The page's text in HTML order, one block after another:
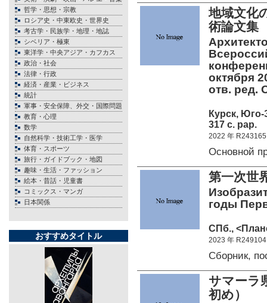
哲学・思想・宗教
ロシア史・中東欧史・世界史
考古学・民族学・地理・地誌
シベリア・極東
東洋学・中央アジア・カフカス
政治・社会
法律・行政
経済・産業・ビジネス
統計
軍事・安全保障、外交・国際問題
教育・心理
数学
自然科学・技術工学・医学
体育・スポーツ
旅行・ガイドブック・地図
趣味・生活・ファッション
絵本・昔話・児童書
コミックス・マンガ
日本関係
おすすめタイトル
地域文化
術論文集
октября
отв. ред.
Курск,
317 c. pap.
2022 年 R243165
Основной
第一次世
годы
СПб.,
2023 年 R249104
Сборник,
サマーラ
初め）